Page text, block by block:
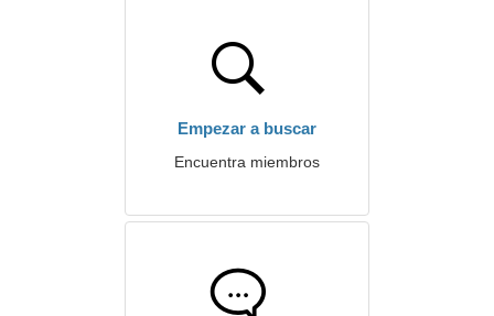
Empezar a buscar
Encuentra miembros